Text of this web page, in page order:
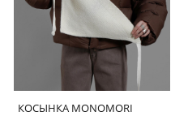
КОСЫНКА MONOMORI